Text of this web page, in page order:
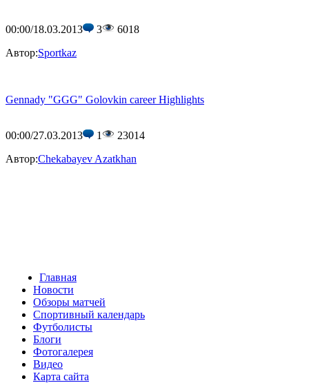
00:00/18.03.2013 3
6018
Автор:Sportkaz
Gennady "GGG" Golovkin сareer Highlights
00:00/27.03.2013 1
23014
Автор:Сhekabayev Azatkhan
Главная
Новости
Обзоры матчей
Спортивный календарь
Футболисты
Блоги
Фотогалерея
Видео
Карта сайта